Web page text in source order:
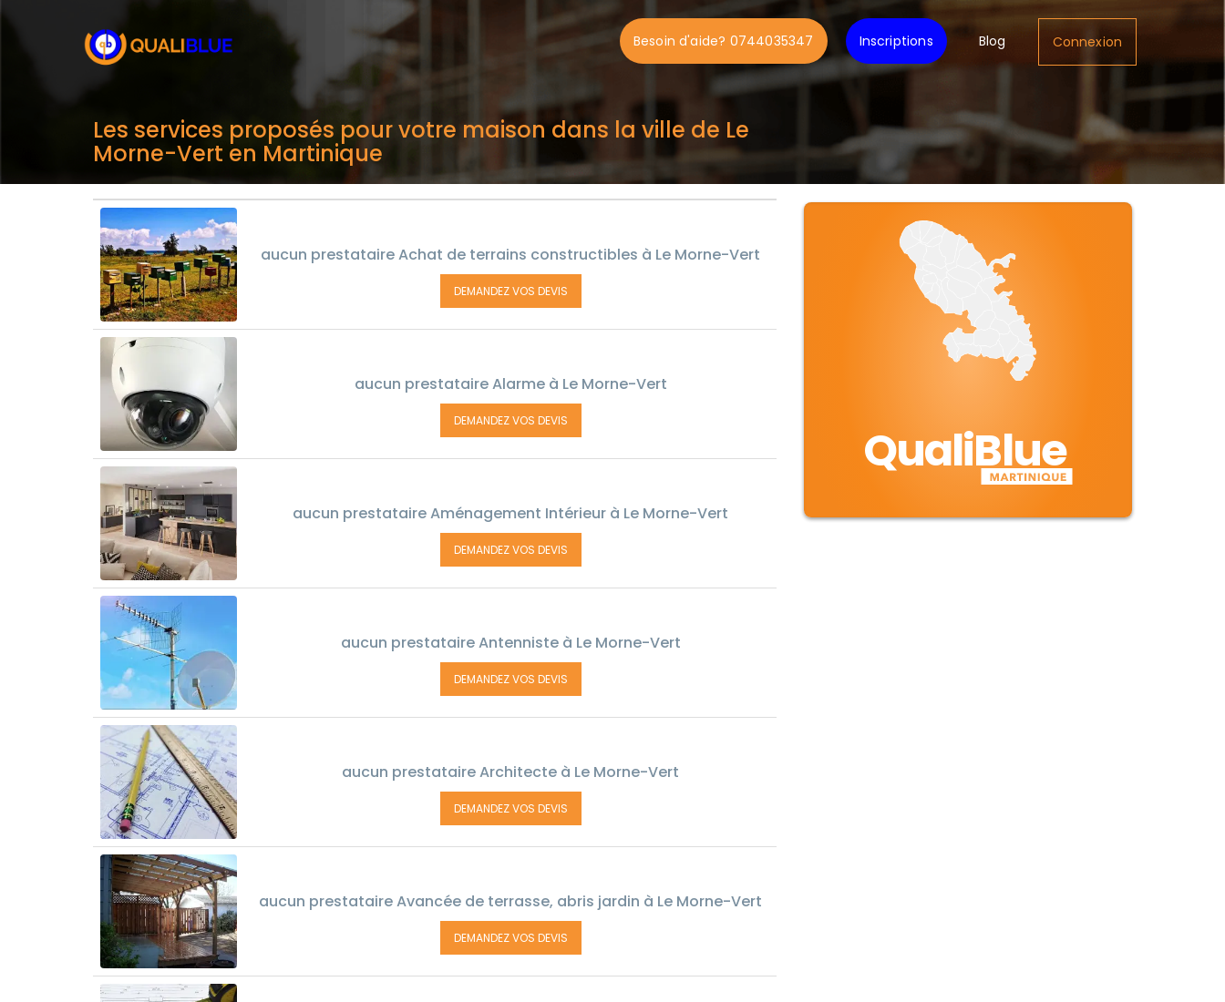
Besoin d'aide? 0744035347 Inscriptions Blog Connexion
Les services proposés pour votre maison dans la ville de Le
Morne-Vert en Martinique
aucun prestataire Achat de terrains constructibles à Le Morne-Vert
DEMANDEZ VOS DEVIS
aucun prestataire Alarme à Le Morne-Vert
DEMANDEZ VOS DEVIS
aucun prestataire Aménagement Intérieur à Le Morne-Vert
DEMANDEZ VOS DEVIS
aucun prestataire Antenniste à Le Morne-Vert
DEMANDEZ VOS DEVIS
aucun prestataire Architecte à Le Morne-Vert
DEMANDEZ VOS DEVIS
aucun prestataire Avancée de terrasse, abris jardin à Le Morne-Vert
DEMANDEZ VOS DEVIS
QualiBlue